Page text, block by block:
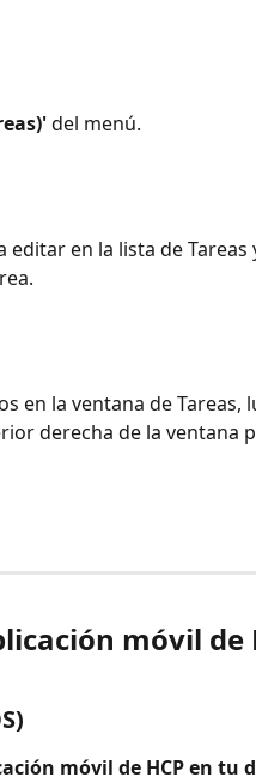
del menú.
en la lista de Tareas
en la ventana de Tareas,
derecha de la ventana
móvil de
móvil de HCP en tu